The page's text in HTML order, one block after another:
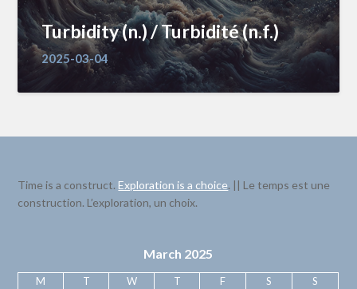
Turbidity (n.) / Turbidité (n.f.)
2025-03-04
Time is a construct.Exploration is a choice. || Le temps est une
construction. L’exploration, un choix.
March 2025
M T W T F S
S